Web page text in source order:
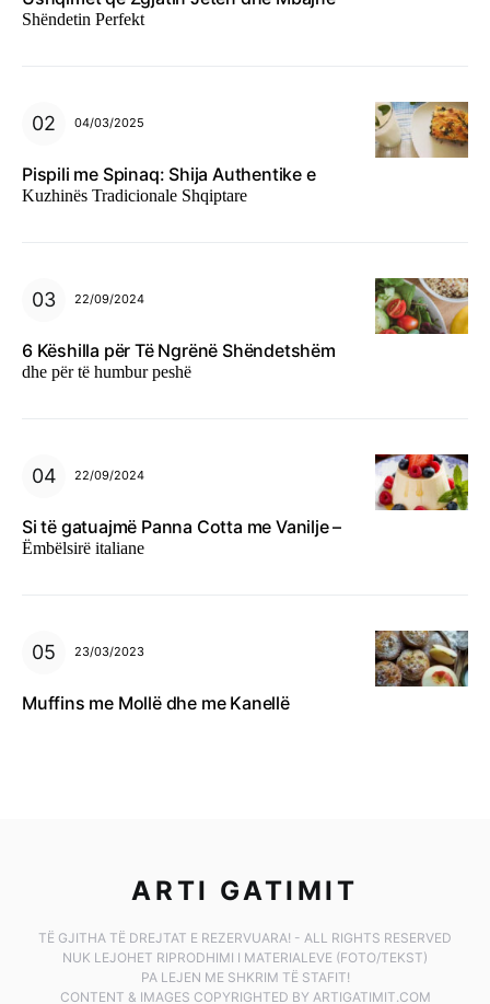
Shëndetin Perfekt
04/03/2025
Pispili me Spinaq: Shija Authentike e
Kuzhinës Tradicionale Shqiptare
22/09/2024
6 Këshilla për Të Ngrënë Shëndetshëm
dhe për të humbur peshë
22/09/2024
Si të gatuajmë Panna Cotta me Vanilje –
Ëmbëlsirë italiane
23/03/2023
Muffins me Mollë dhe me Kanellë
ARTI GATIMIT
TË GJITHA TË DREJTAT E REZERVUARA! - ALL RIGHTS RESERVED
NUK LEJOHET RIPRODHIMI I MATERIALEVE (FOTO/TEKST)
PA LEJEN ME SHKRIM TË STAFIT!
CONTENT & IMAGES COPYRIGHTED BY ARTIGATIMIT.COM